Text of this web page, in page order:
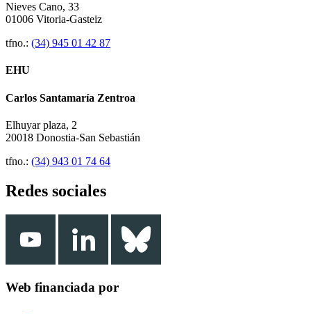
Nieves Cano, 33
01006 Vitoria-Gasteiz
tfno.: (34) 945 01 42 87
EHU
Carlos Santamaría Zentroa
Elhuyar plaza, 2
20018 Donostia-San Sebastián
tfno.: (34) 943 01 74 64
Redes sociales
Web financiada por